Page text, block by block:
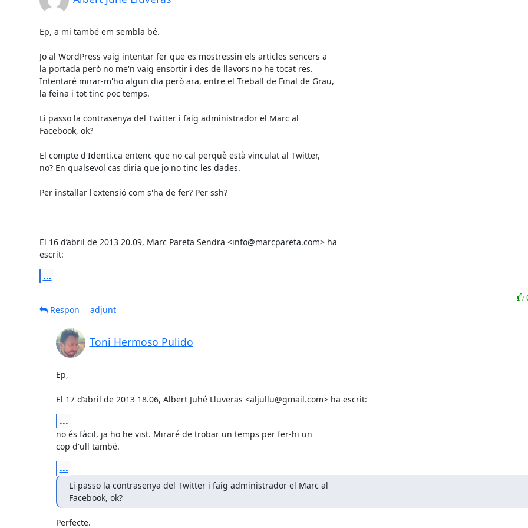
Ep, a mi també em sembla bé.
Jo al WordPress vaig intentar fer que es mostressin els articles sencers a
la portada però no me'n vaig ensortir i des de llavors no he tocat res.
Intentaré mirar-m'ho algun dia però ara, entre el Treball de Final de Grau,
la feina i tot tinc poc temps.
Li passo la contrasenya del Twitter i faig administrador el Marc al
Facebook, ok?
El compte d'Identi.ca entenc que no cal perquè està vinculat al Twitter,
no? En qualsevol cas diria que jo no tinc les dades.
Per instal·lar l'extensió com s'ha de fer? Per ssh?
El 16 d’abril de 2013 20.09, Marc Pareta Sendra <info@marcpareta.com> ha
escrit:
...
Respon
adjunt
Toni Hermoso Pulido
Ep,
El 17 d’abril de 2013 18.06, Albert Juhé Lluveras <aljullu@gmail.com> ha escrit:
...
no és fàcil, ja ho he vist. Miraré de trobar un temps per fer-hi un
cop d'ull també.
...
Li passo la contrasenya del Twitter i faig administrador el Marc al
Facebook, ok?
Perfecte.